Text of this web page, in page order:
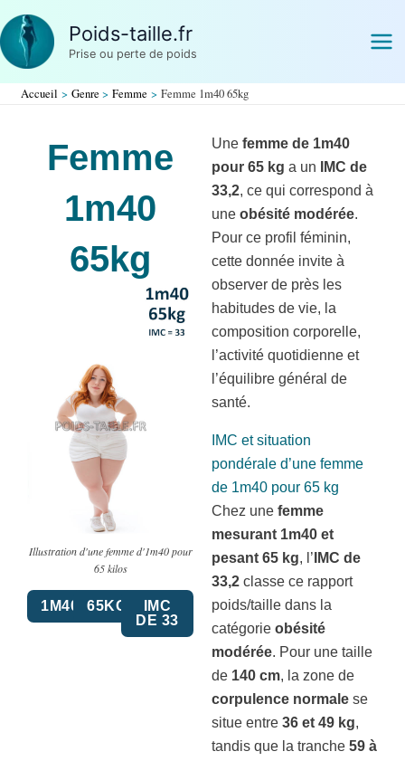
Aller
au
contenu
Poids-taille.fr
Prise ou perte de poids
Accueil Genre Femme Femme 1m40 65kg
Femme
1m40
65kg
Illustration d'une femme d'1m40 pour
65 kilos
1M40 65KG
IMC
DE 33
Une femme de 1m40
pour 65 kg a un
IMC de
33,2, ce qui correspond à
une obésité modérée.
Pour ce profil féminin,
cette donnée invite à
observer de près les
habitudes de vie, la
composition corporelle,
l’activité quotidienne et
l’équilibre général de
santé.
IMC et situation
pondérale d’une femme
de 1m40 pour 65 kg
Chez une femme
mesurant 1m40 et
pesant 65 kg, l’ IMC de
33,2 classe ce rapport
poids/taille dans la
catégorie obésité
modérée. Pour une taille
de 140 cm, la zone de
corpulence normale se
situe entre 36 et 49 kg,
tandis que la tranche 59 à